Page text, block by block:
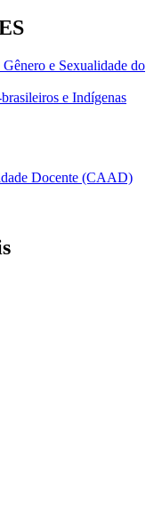
e Sexualidade do
e Indígenas
Docente (CAAD)